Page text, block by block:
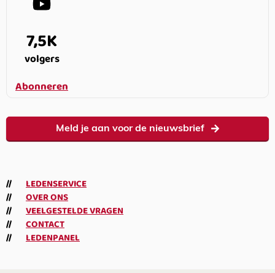
7,5K
volgers
Abonneren
Meld je aan voor de nieuwsbrief
LEDENSERVICE
OVER ONS
VEELGESTELDE VRAGEN
CONTACT
LEDENPANEL